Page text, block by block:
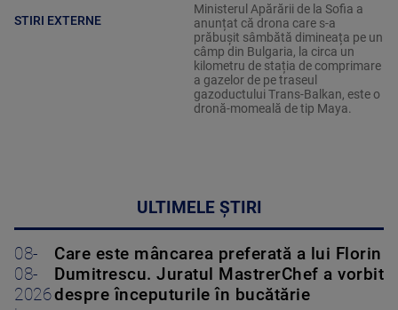
STIRI EXTERNE
Ministerul Apărării de la Sofia a
anunțat că drona care s-a
prăbușit sâmbătă dimineața pe un
câmp din Bulgaria, la circa un
kilometru de stația de comprimare
a gazelor de pe traseul
gazoductului Trans-Balkan, este o
dronă-momeală de tip Maya.
ULTIMELE ȘTIRI
08-
08-
2026
Care este mâncarea preferată a lui Florin
Dumitrescu. Juratul MastrerChef a vorbit
despre începuturile în bucătărie